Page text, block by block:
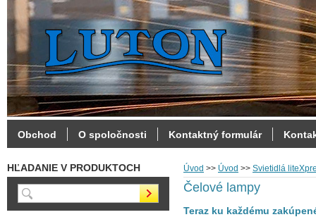
Úvod >> Úvod >> Svietidlá
Čelové lampy
Teraz ku každému
HĽADANIE V PRODUKTOCH
Obchod O spoločnosti Kontaktný formulár